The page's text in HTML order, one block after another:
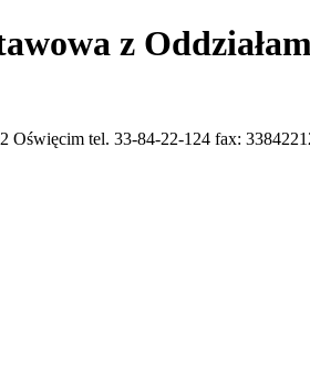
z
Oświęcim tel. 33-84-22-124 fax: